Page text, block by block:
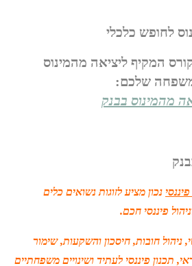
המקיף ליציאה מהמינוס
שלכם:
מהמינוס בבנק
נכון מציע לזוגות נשואים כלים
פיננסי חכם.
ניהול חובות, חיסכון והשקעות, שימור
תכנון פיננסי לעתיד ושינויים משפחתיים